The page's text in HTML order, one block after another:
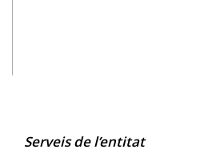
Serveis de l’entitat